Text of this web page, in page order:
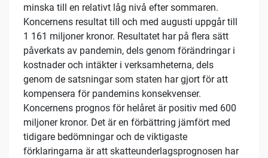
minska till en relativt låg nivå efter sommaren.
Koncernens resultat till och med augusti uppgår till
1 161 miljoner kronor. Resultatet har på flera sätt
påverkats av pandemin, dels genom förändringar i
kostnader och intäkter i verksamheterna, dels
genom de satsningar som staten har gjort för att
kompensera för pandemins konsekvenser.
Koncernens prognos för helåret är positiv med 600
miljoner kronor. Det är en förbättring jämfört med
tidigare bedömningar och de viktigaste
förklaringarna är att skatteunderlagsprognosen har